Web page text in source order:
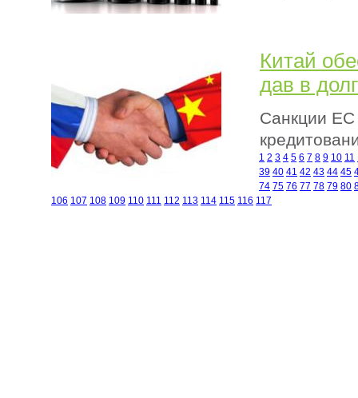
Китай
дав в
Санкции ЕС
1 2 3 4 5 6 7 8 9 10 11
39 40 41 42 43 44 45
74 75 76 77 78 79 80
106 107 108 109 110 111 112 113 114 115 116 117